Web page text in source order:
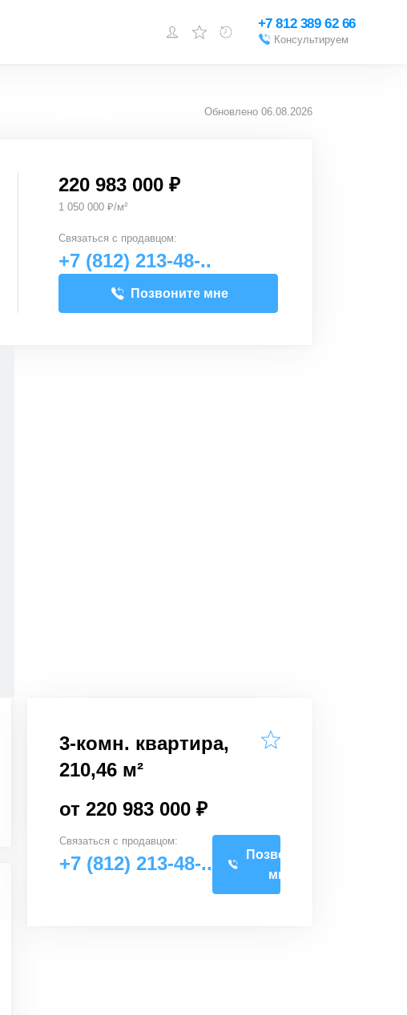
Добавить объект
+7 812 389 62 66
Консультируем
Обновлено 06.08.2026
220 983 000 ₽
1 050 000 ₽/м²
Связаться с продавцом:
+7 (812) 213-48-..
Позвоните мне
3-комн. квартира,
210,46 м²
от 220 983 000 ₽
Связаться с продавцом:
+7 (812) 213-48-..
Позвоните
мне